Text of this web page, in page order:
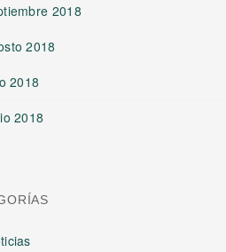
2018
2018
2018
2018